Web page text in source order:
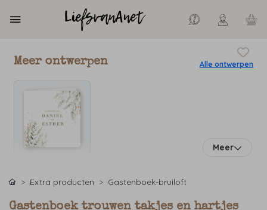
Meer ontwerpen Alle ontwerpen
Meer
Extra producten Gastenboek-bruiloft
Gastenboek trouwen takjes en hartjes